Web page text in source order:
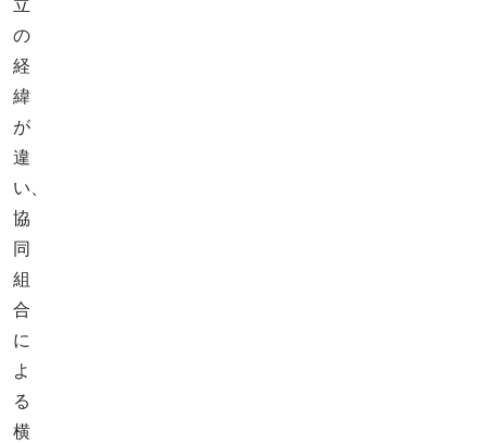
立
の
経
緯
が
違
い、
協
同
組
合
に
よ
る
横